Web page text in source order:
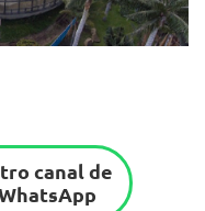
canal de